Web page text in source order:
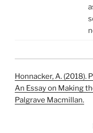
Honnacker, A. (2018).
An Essay on Making
Palgrave Macmillan.